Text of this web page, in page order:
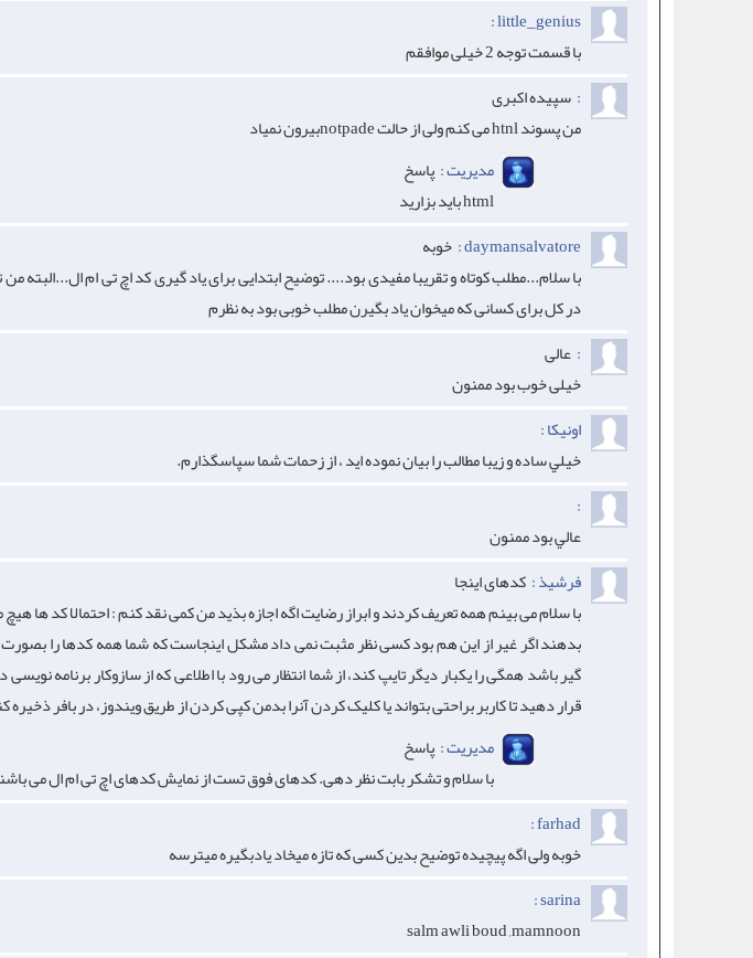
little_genius :
با قسمت توجه 2 خیلی موافقم
: سپیده اکبری
من پسوند htnl می کنم ولی از حالت notpadeبیرون نمیاد
مدیریت : پاسخ
html باید بزارید
daymansalvatore : خوبه
با سلام...مطلب کوتاه و تقریبا مفیدی بود.... توضیح ابتدایی برای یاد گیری کد اچ تی ام ال...البته من
در کل برای کسانی که میخوان یاد بگیرن مطلب خوبی بود به نظرم
: عالی
خیلی خوب بود ممنون
اونيكا :
خيلي ساده و زيبا مطالب را بيان نموده ايد ، از زحمات شما سپاسگذارم.
:
عالي بود ممنون
فرشیذ : کدهای اینجا
با سلام می بینم همه تعریف کردند و ابراز رضایت اگه اجازه بذید من کمی نقد کنم : احتمالا کد ها
بدهند اگر غیر از این هم بود کسی نظر مثبت نمی داد مشکل اینجاست که شما همه کدها را بصورت
گیر باشد همگی را یکبار دیگر تایپ کند، از شما انتظار می رود با اطلاعی که از سازوکار برنامه
قرار دهید تا کاربر براحتی بتواند یا کلیک کردن آنرا بدمن کپی کردن از طریق ویندوز، در بافر
مدیریت : پاسخ
با سلام و تشکر بابت نظر دهی. کدهای فوق تست از نمایش کدهای اچ تی ام ال می
farhad :
خوبه ولی اگه پیچیده توضیح بدین کسی که تازه میخاد یادبگیره میترسه
sarina :
salm awli boud ,mamnoon